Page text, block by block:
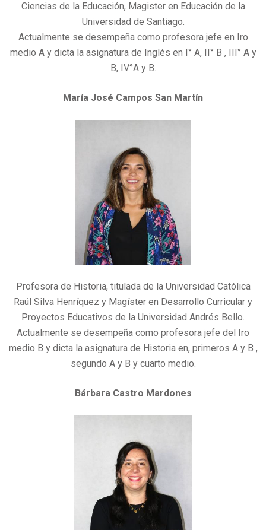
Ciencias de la Educación, Magister en Educación de la
Universidad de Santiago.
Actualmente se desempeña como profesora jefe en Iro
medio A y dicta la asignatura de Inglés en I° A, II° B , III° A y
B, IV°A y B.
María José Campos San Martín
Profesora de Historia, titulada de la Universidad Católica
Raúl Silva Henríquez y Magíster en Desarrollo Curricular y
Proyectos Educativos de la Universidad Andrés Bello.
Actualmente se desempeña como profesora jefe del Iro
medio B y dicta la asignatura de Historia en, primeros A y B ,
segundo A y B y cuarto medio.
Bárbara Castro Mardones